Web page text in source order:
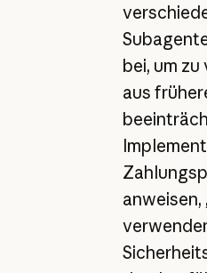
bei, um
aus
anweisen,